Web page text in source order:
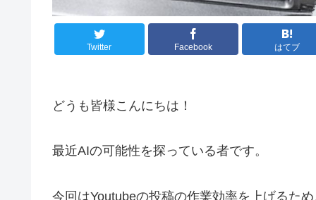
Twitter Facebook はてブ
どうも皆様こんにちは！
最近AIの可能性を探っている者です。
今回はYoutubeの投稿の作業効率を上げるた